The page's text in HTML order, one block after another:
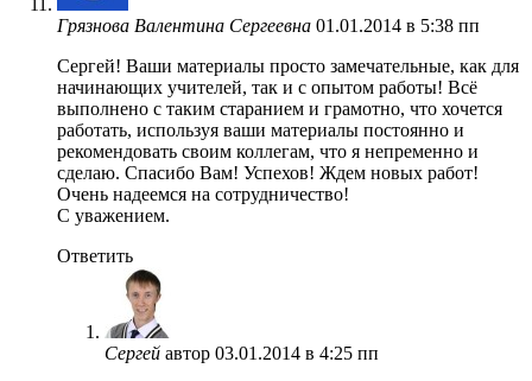
Грязнова Валентина Сергеевна 01.01.2014 в 5:38 пп
Сергей! Ваши материалы просто замечательные, как для
начинающих учителей, так и с опытом работы! Всё
выполнено с таким старанием и грамотно, что хочется
работать, используя ваши материалы постоянно и
рекомендовать своим коллегам, что я непременно и
сделаю. Спасибо Вам! Успехов! Ждем новых работ!
Очень надеемся на сотрудничество!
С уважением.
Ответить
Сергей автор 03.01.2014 в 4:25 пп